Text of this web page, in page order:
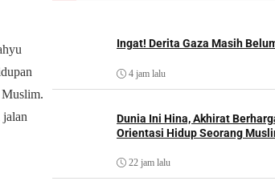
Muslim.
Ingat! Derita Gaza Masih
4 jam lalu
Dunia Ini Hina, Akhirat
Orientasi Hidup Seorang
22 jam lalu